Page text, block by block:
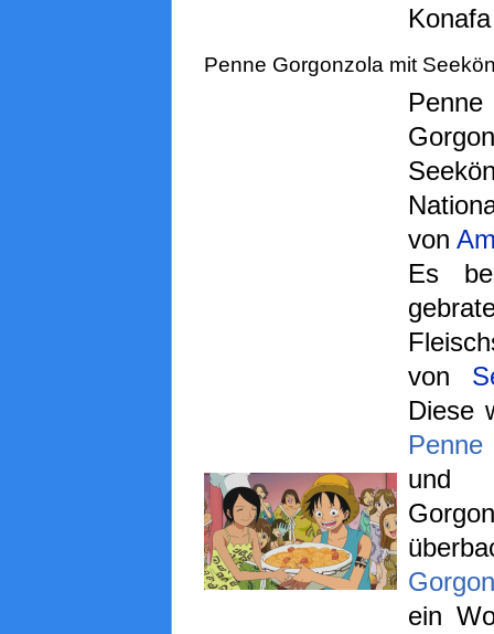
Penne Gorgonzola mit
Penne
von
Es
von
Diese
Penne
ein